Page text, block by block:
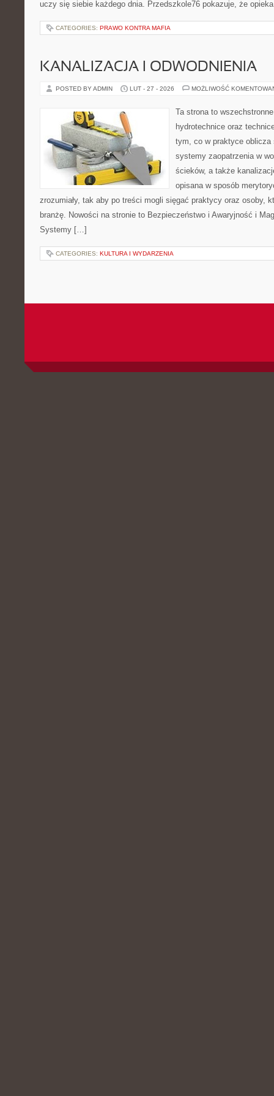
uczy się siebie każdego dnia. Przedszkole76 pokazuje, że
CATEGORIES: PRAWO KONTRA MAFIA
KANALIZACJA I ODWODNIENIA
POSTED BY ADMIN LUT - 27 - 2026 MOŻLIWOŚĆ
Ta strona to
hydrotechnice oraz
tym, co w praktyce
systemy zaopatrzenia w
ścieków, a także
opisana w sposób
zrozumiały, tak aby po treści mogli sięgać praktycy oraz osoby,
branżę. Nowości na stronie to Bezpieczeństwo i Awaryjność i
Systemy […]
CATEGORIES: KULTURA I WYDARZENIA